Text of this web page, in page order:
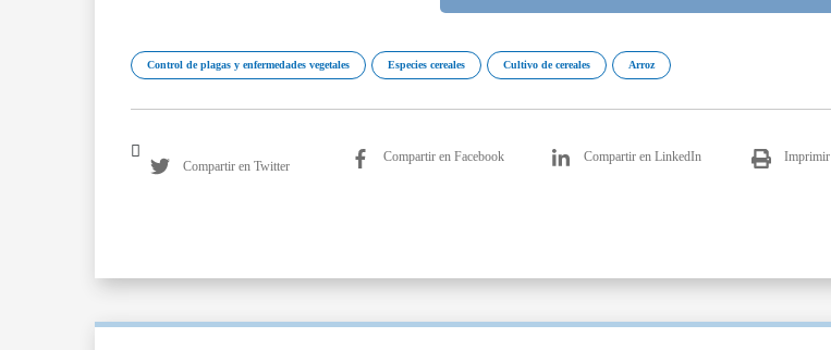
Control de plagas y enfermedades vegetales Especies cereales Cultivo de cereales Arroz
Compartir en Twitter
Compartir en Facebook Compartir en LinkedIn Imprimir